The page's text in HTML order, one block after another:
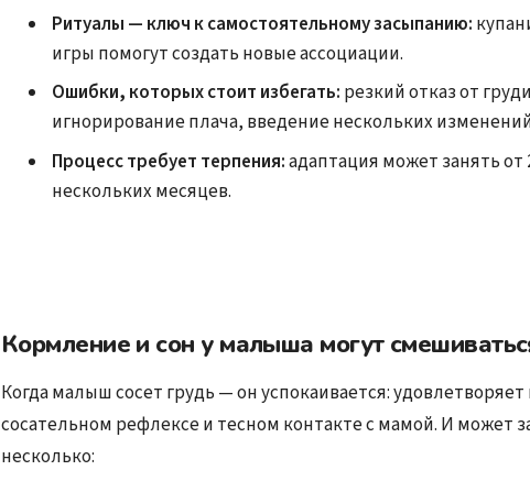
Ритуалы — ключ к самостоятельному засыпанию:
игры помогут создать новые ассоциации.
Ошибки, которых стоит избегать: резкий отказ от
игнорирование плача, введение нескольких
Процесс требует терпения:адаптация может занять от
нескольких месяцев.
Кормление и сон у малыша могут
Когда малыш сосет грудь — он успокаивается:
сосательном рефлексе и тесном контакте с мамой. И может
несколько: